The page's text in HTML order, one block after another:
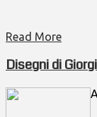
Read More
Disegni di